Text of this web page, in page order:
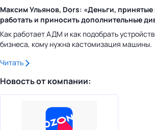
Максим Ульянов, Dors: «Деньги,
работать и приносить дополнительные
Как работает АДМ и как подобрать
бизнеса, кому нужна кастомизация машины.
Читать
Новость от компании: